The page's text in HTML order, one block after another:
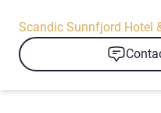
Scandic Sunnfjord Hotel